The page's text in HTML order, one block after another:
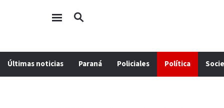
Últimas noticias Paraná Policiales Política